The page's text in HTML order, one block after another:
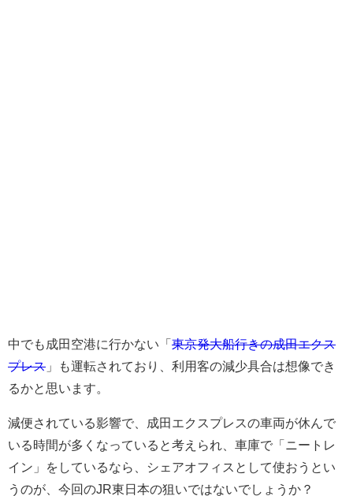
中でも成田空港に行かない「 東京発大船行きの成田エクス
プレス 」も運転されており、利用客の減少具合は想像でき
るかと思います。
減便されている影響で、成田エクスプレスの車両が休んで
いる時間が多くなっていると考えられ、車庫で「ニートレ
イン」をしているなら、シェアオフィスとして使おうとい
うのが、今回のJR東日本の狙いではないでしょうか？